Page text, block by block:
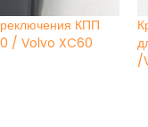
КПП
/ Volvo XC60
/